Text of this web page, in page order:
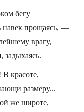
бегу
навек прощаясь, —
врагу,
задыхаясь.
красоте,
размеру...
же широте,